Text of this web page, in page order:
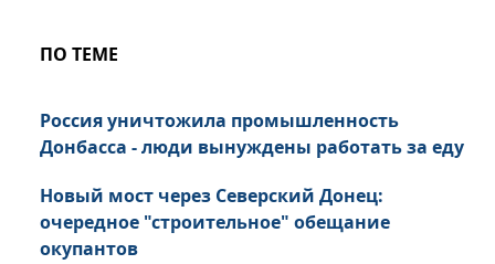
ПО ТЕМЕ
Россия уничтожила промышленность
Донбасса - люди вынуждены работать за еду
Новый мост через Северский Донец:
очередное "строительное" обещание
окупантов